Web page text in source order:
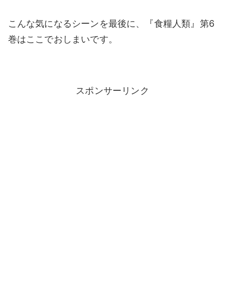
こんな気になるシーンを最後に、『食糧人類』第6
巻はここでおしまいです。
スポンサーリンク